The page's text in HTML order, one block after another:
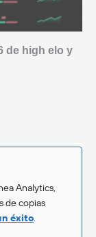
de high elo y
Analytics,
de copias
éxito.